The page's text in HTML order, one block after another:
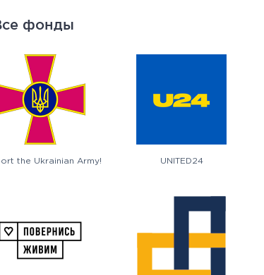
фонды
the Ukrainian Army! UNITED24